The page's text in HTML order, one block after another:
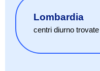
Lombardia
centri diurnotrovate